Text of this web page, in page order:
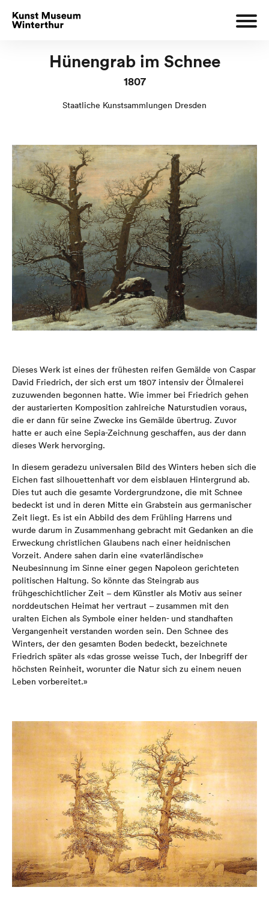
Hünengrab im Schnee
1807
Staatliche Kunstsammlungen Dresden
Dieses Werk ist eines der frühesten reifen Gemälde von Caspar
David Friedrich, der sich erst um 1807 intensiv der Ölmalerei
zuzuwenden begonnen hatte. Wie immer bei Friedrich gehen
der austarierten Komposition zahlreiche Naturstudien voraus,
die er dann für seine Zwecke ins Gemälde übertrug. Zuvor
hatte er auch eine Sepia-Zeichnung geschaffen, aus der dann
dieses Werk hervorging.
In diesem geradezu universalen Bild des Winters heben sich die
Eichen fast silhouettenhaft vor dem eisblauen Hintergrund ab.
Dies tut auch die gesamte Vordergrundzone, die mit Schnee
bedeckt ist und in deren Mitte ein Grabstein aus germanischer
Zeit liegt. Es ist ein Abbild des dem Frühling Harrens und
wurde darum in Zusammenhang gebracht mit Gedanken an die
Erweckung christlichen Glaubens nach einer heidnischen
Vorzeit. Andere sahen darin eine «vaterländische»
Neubesinnung im Sinne einer gegen Napoleon gerichteten
politischen Haltung. So könnte das Steingrab aus
frühgeschichtlicher Zeit – dem Künstler als Motiv aus seiner
norddeutschen Heimat her vertraut – zusammen mit den
uralten Eichen als Symbole einer helden- und standhaften
Vergangenheit verstanden worden sein. Den Schnee des
Winters, der den gesamten Boden bedeckt, bezeichnete
Friedrich später als «das grosse weisse Tuch, der Inbegriff der
höchsten Reinheit, worunter die Natur sich zu einem neuen
Leben vorbereitet.»